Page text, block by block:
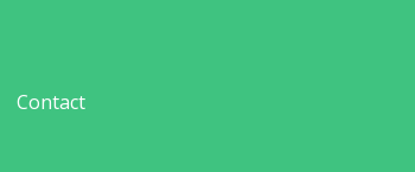
Contact